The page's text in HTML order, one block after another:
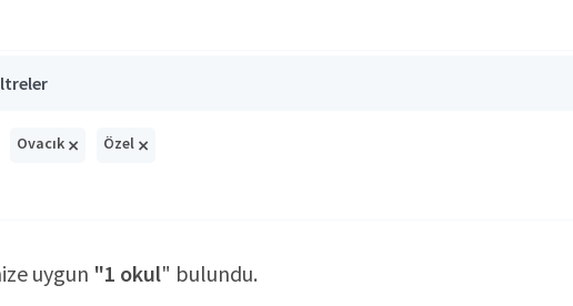
Ovacık × Özel ×
uygun "1 okul" bulundu.